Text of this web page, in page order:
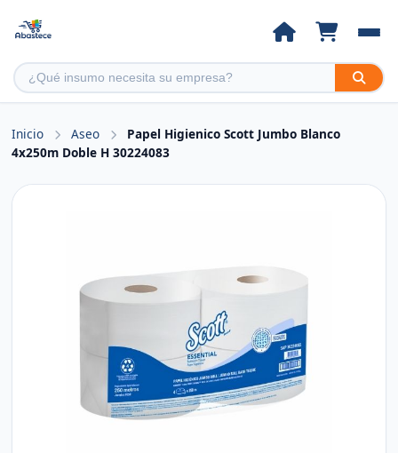
Inicio Aseo
Papel Higienico Scott Jumbo Blanco
4x250m Doble H 30224083